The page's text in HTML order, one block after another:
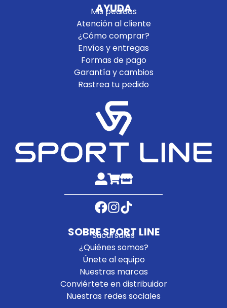
AYUDA
Mis pedidos
Atención al cliente
¿Cómo comprar?
Envíos y entregas
Formas de pago
Garantía y cambios
Rastrea tu pedido
SOBRE SPORT LINE
Sucursales
¿Quiénes somos?
Únete al equipo
Nuestras marcas
Conviértete en distribuidor
Nuestras redes sociales